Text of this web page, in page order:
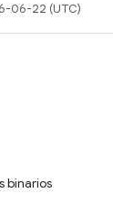
06-22 (UTC)
binarios